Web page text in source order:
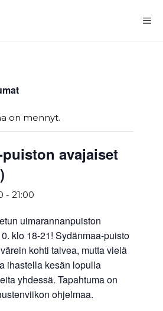
on mennyt.
avajaiset
- 21:00
uimarannanpuiston
klo 18-21! Sydänmaa-puisto
kohti talvea, mutta vielä
ihastella kesän lopulla
yhdessä. Tapahtuma on
ohjelmaa.